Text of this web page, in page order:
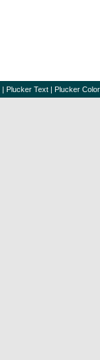
| Plucker Text | Plucker Color